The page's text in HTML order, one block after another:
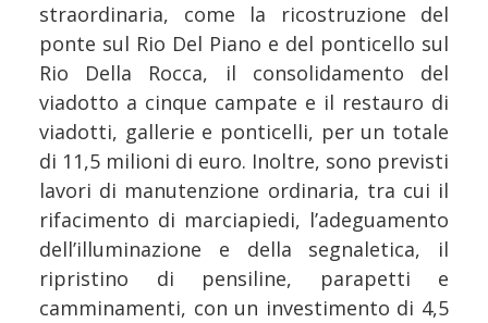
straordinaria, come la ricostruzione del
ponte sul Rio Del Piano e del ponticello sul
Rio Della Rocca, il consolidamento del
viadotto a cinque campate e il restauro di
viadotti, gallerie e ponticelli, per un totale
di 11,5 milioni di euro. Inoltre, sono previsti
lavori di manutenzione ordinaria, tra cui il
rifacimento di marciapiedi, l’adeguamento
dell’illuminazione e della segnaletica, il
ripristino di pensiline, parapetti e
camminamenti, con un investimento di 4,5